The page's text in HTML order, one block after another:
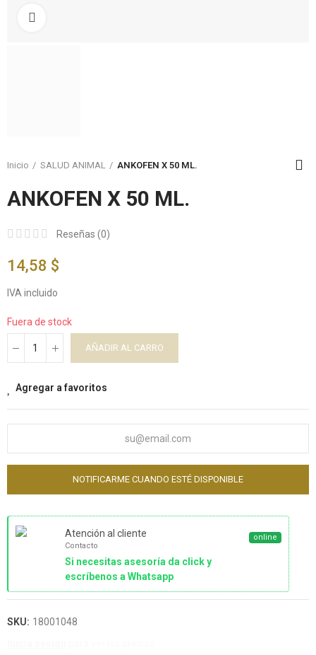
Inicio SALUD ANIMAL ANKOFEN X 50 ML.
ANKOFEN X 50 ML.
Reseñas (0)
14,58 $
IVA incluido
Fuera de stock
AÑADIR AL CARRO
Agregar a favoritos
NOTIFICARME CUANDO ESTÉ DISPONIBLE
Atención al cliente
Contacto
Si necesitas asesoría da click y
escríbenos a Whatsapp
online
SKU: 18001048